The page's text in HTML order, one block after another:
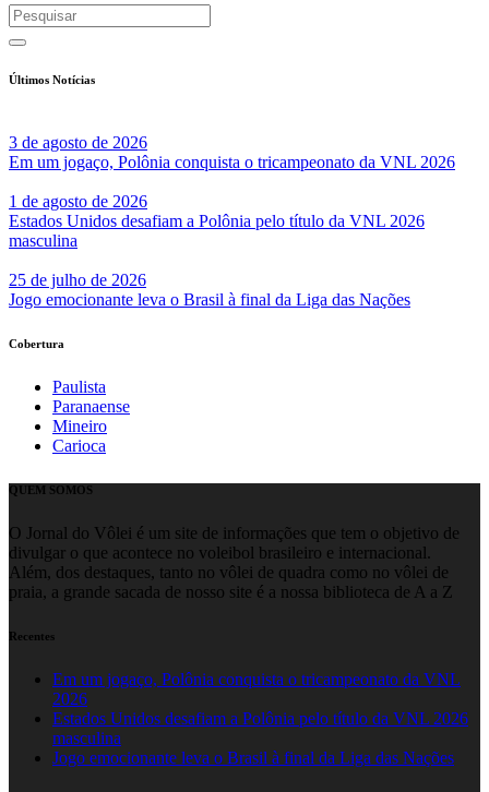
Últimos Notícias
3 de agosto de 2026
Em um jogaço, Polônia conquista o tricampeonato da VNL 2026
1 de agosto de 2026
Estados Unidos desafiam a Polônia pelo título da VNL 2026
masculina
25 de julho de 2026
Jogo emocionante leva o Brasil à final da Liga das Nações
Cobertura
Paulista
Paranaense
Mineiro
Carioca
QUEM SOMOS
O Jornal do Vôlei é um site de informações que tem o objetivo de
divulgar o que acontece no voleibol brasileiro e internacional.
Além, dos destaques, tanto no vôlei de quadra como no vôlei de
praia, a grande sacada de nosso site é a nossa biblioteca de A a Z
Recentes
Em um jogaço, Polônia conquista o tricampeonato da VNL
2026
Estados Unidos desafiam a Polônia pelo título da VNL 2026
masculina
Jogo emocionante leva o Brasil à final da Liga das Nações